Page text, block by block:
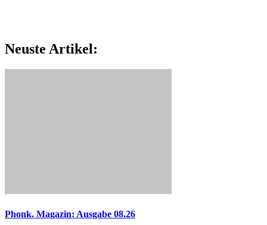
Neuste Artikel:
Phonk. Magazin: Ausgabe 08.26